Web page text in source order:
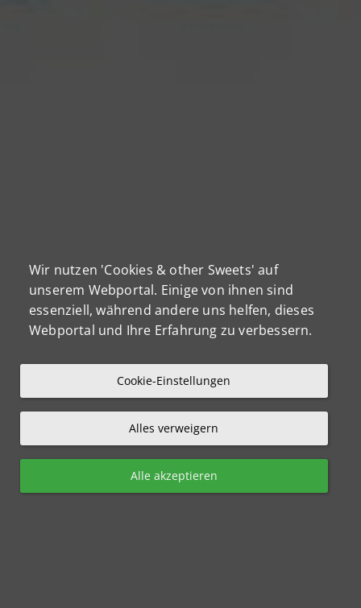
Wir nutzen 'Cookies & other Sweets' auf
unserem Webportal. Einige von ihnen sind
essenziell, während andere uns helfen, dieses
Webportal und Ihre Erfahrung zu verbessern.
Cookie-Einstellungen
Alles verweigern
Alle akzeptieren